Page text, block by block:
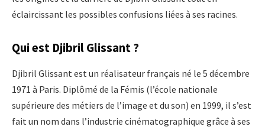
éclaircissant les possibles confusions liées à ses racines.
Qui est Djibril Glissant ?
Djibril Glissant est un réalisateur français né le 5 décembre
1971 à Paris. Diplômé de la Fémis (l’école nationale
supérieure des métiers de l’image et du son) en 1999, il s’est
fait un nom dans l’industrie cinématographique grâce à ses